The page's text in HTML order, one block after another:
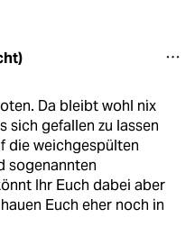
Da bleibt wohl nix
sich gefallen zu lassen
die weichgespülten
sogenannten
Ihr Euch dabei aber
Euch eher noch in